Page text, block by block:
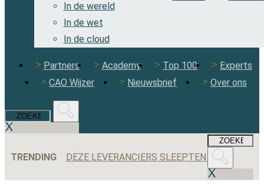
In de wereld
In de wet
In de cloud
Partners Academy Top 100
Experts
CAO Wijzer
Nieuwsbrief Over ons
TRENDING DEZE LEVERANCIERS SLEEPTEN DE MEESTE AANBESTEDINGEN BINNEN IN 2025